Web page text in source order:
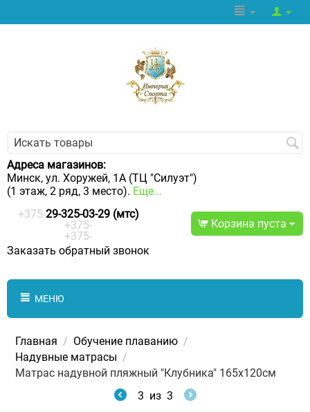
Адреса магазинов:
Минск, ул. Хоружей, 1А (ТЦ "Силуэт")
(1 этаж, 2 ряд, 3 место). Еще...
+375-29-325-03-29 (мтс)
+375-
+375-
Заказать обратный звонок
Корзина пуста
МЕНЮ
Главная / Обучение плаванию /
Надувные матрасы /
Матраc надувной пляжный "Клубника" 165х120см
3 из 3